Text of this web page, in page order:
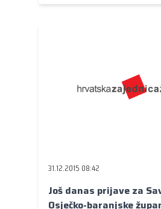
31.12.2015 08:42
Još danas prijave za
Osječko-baranjske